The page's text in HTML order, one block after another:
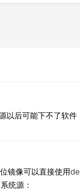
以后可能下不了软
镜像可以直接使用
统源：